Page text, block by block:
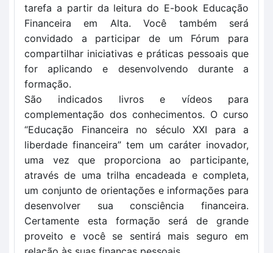
tarefa a partir da leitura do E-book Educação
Financeira em Alta. Você também será
convidado a participar de um Fórum para
compartilhar iniciativas e práticas pessoais que
for aplicando e desenvolvendo durante a
formação.
São indicados livros e vídeos para
complementação dos conhecimentos. O curso
“Educação Financeira no século XXI para a
liberdade financeira” tem um caráter inovador,
uma vez que proporciona ao participante,
através de uma trilha encadeada e completa,
um conjunto de orientações e informações para
desenvolver sua consciência financeira.
Certamente esta formação será de grande
proveito e você se sentirá mais seguro em